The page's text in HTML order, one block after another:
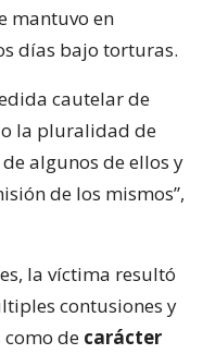
mantuvo en
días bajo torturas.
cautelar de
la pluralidad de
algunos de ellos y
de los mismos”,
la víctima resultó
contusiones y
de carácter